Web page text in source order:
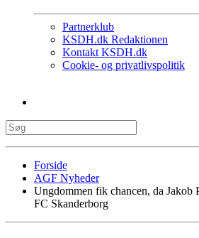
Partnerklub
KSDH.dk Redaktionen
Kontakt KSDH.dk
Cookie- og privatlivspolitik
Forside
AGF Nyheder
Ungdommen fik chancen, da Jakob
FC Skanderborg